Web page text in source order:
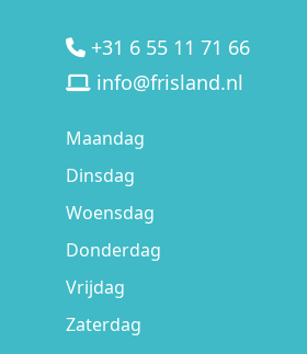
+31 6 55 11 71 66
info@frisland.nl
Maandag
Dinsdag
Woensdag
Donderdag
Vrijdag
Zaterdag